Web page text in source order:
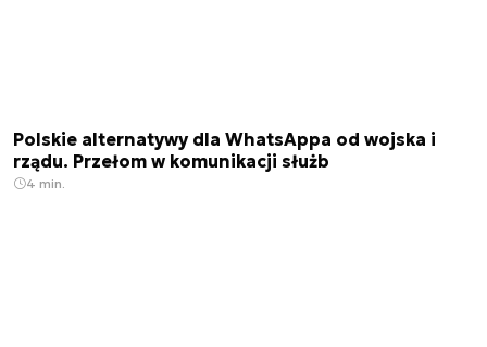
Polskie alternatywy dla WhatsAppa od wojska i
rządu. Przełom w komunikacji służb
4 min.